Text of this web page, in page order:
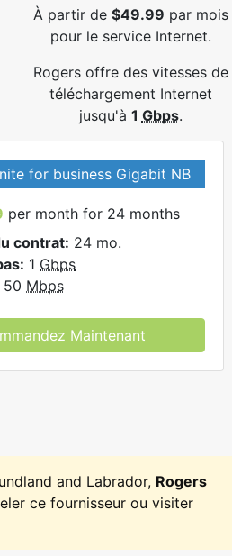
À partir de $49.99 par mois
pour le service Internet.
Rogers offre des vitesses de
téléchargement Internet
jusqu'à 1 Gbps.
for business Gigabit NB
per month for 24 months
contrat: 24 mo.
1 Gbps
50 Mbps
Maintenant
and Labrador, Rogers
ce fournisseur ou visiter